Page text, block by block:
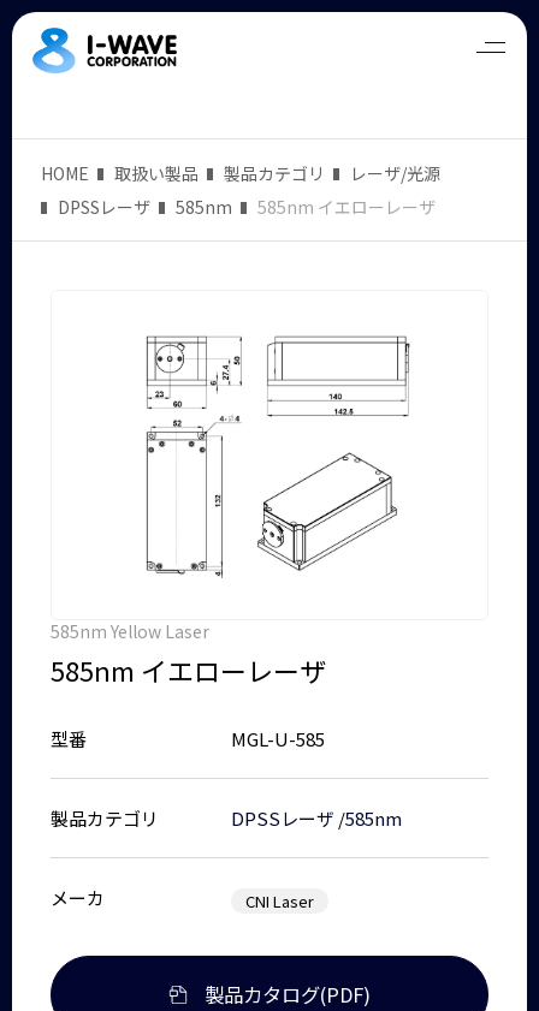
HOME 取扱い製品 製品カテゴリ
レーザ/光源
DPSSレーザ
585nm 585nm イエローレーザ
585nm Yellow Laser
585nm イエローレーザ
型番 MGL-U-585
製品カテゴリ DPSSレーザ /585nm
メーカ CNI Laser
製品カタログ(PDF)